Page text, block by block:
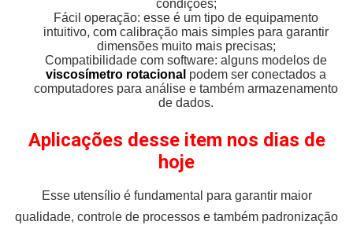
condições;
Fácil operação: esse é um tipo de equipamento
intuitivo, com calibração mais simples para garantir
dimensões muito mais precisas;
Compatibilidade com software: alguns modelos de
viscosímetro rotacional podem ser conectados a
computadores para análise e também armazenamento
de dados.
Aplicações desse item nos dias de
hoje
Esse utensílio é fundamental para garantir maior
qualidade, controle de processos e também padronização